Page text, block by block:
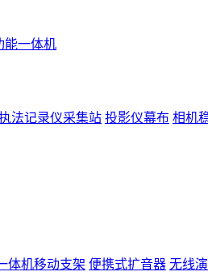
能一体机
法记录仪采集站 投影仪幕布 相机
体机移动支架 便携式扩音器 无线